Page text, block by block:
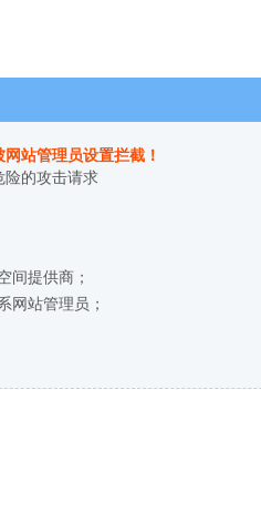
站管理员设置拦截！
险的攻击请求
间提供商；
网站管理员；